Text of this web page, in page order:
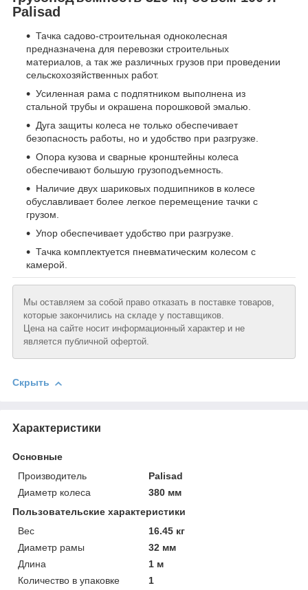
Palisad
Тачка садово-строительная одноколесная
предназначена для перевозки строительных
материалов, а так же различных грузов при проведении
сельскохозяйственных работ.
Усиленная рама с подпятником выполнена из
стальной трубы и окрашена порошковой эмалью.
Дуга защиты колеса не только обеспечивает
безопасность работы, но и удобство при разгрузке.
Опора кузова и сварные кронштейны колеса
обеспечивают большую грузоподъемность.
Наличие двух шариковых подшипников в колесе
обуславливает более легкое перемещение тачки с
грузом.
Упор обеспечивает удобство при разгрузке.
Тачка комплектуется пневматическим колесом с
камерой.
Мы оставляем за собой право отказать в поставке товаров,
которые закончились на складе у поставщиков.
Цена на сайте носит информационный характер и не
является публичной офертой.
Скрыть
Характеристики
Основные
Производитель
Palisad
Диаметр колеса
380 мм
Пользовательские характеристики
Вeс
16.45 кг
Диаметр рамы
32 мм
Длинa
1 м
Количество в упаковке
1